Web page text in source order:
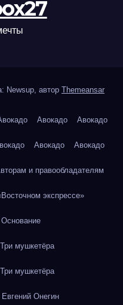
Newsup, автор Themeansar
Авокадо Авокадо
Авокадо Авокадо
и правообладателям
экспрессе»
мушкетёра
мушкетёра
Онегин